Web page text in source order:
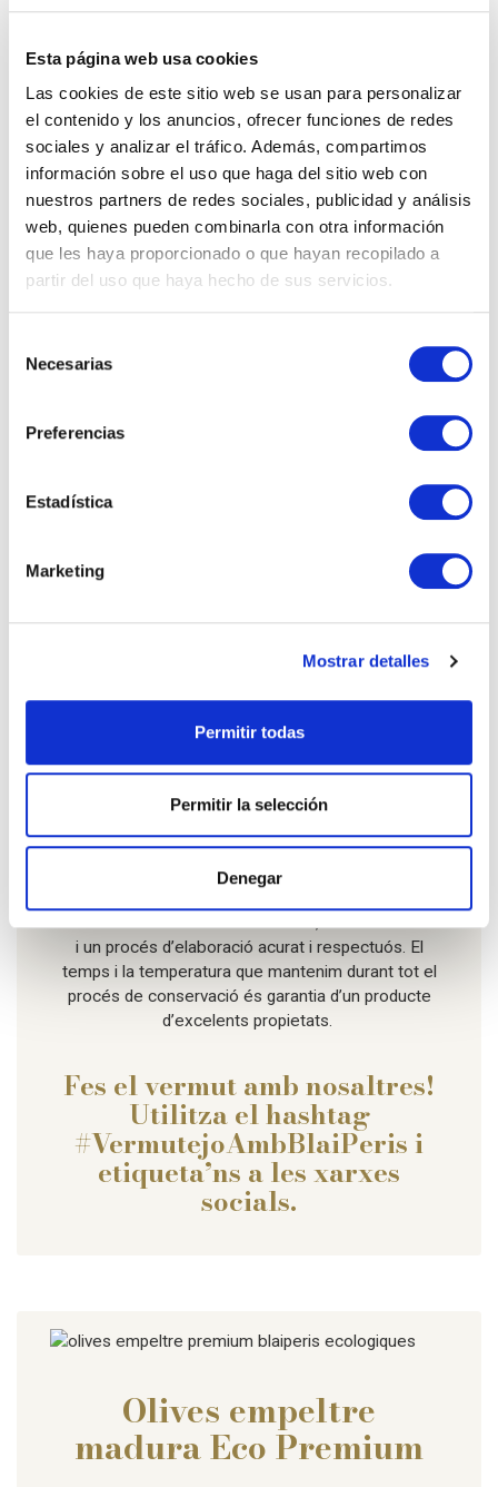
Esta página web usa cookies
Las cookies de este sitio web se usan para personalizar
el contenido y los anuncios, ofrecer funciones de redes
sociales y analizar el tráfico. Además, compartimos
información sobre el uso que haga del sitio web con
nuestros partners de redes sociales, publicidad y análisis
web, quienes pueden combinarla con otra información
que les haya proporcionado o que hayan recopilado a
partir del uso que haya hecho de sus servicios.
Necesarias
Preferencias
Estadística
Marketing
Mostrar detalles
Permitir todas
Permitir la selección
Denegar
envasar les olives negres empeltre sense líquid,
preservant totes les seves característiques.
Sabies que…
El color de les olives van des
de tonalitats verdoses quan
son verdes a tonalitats més
fosques quan són més
madures?
Olives arbequines Eco
arbequina és emprada com oliva de taula i també per
primerenca.El seu sabor intens i característicel
potenciem i preservem gràcies al nostre procés de
[I quin és el nostre secret? Et
preguntaràs.]
rameta de timó i la nostra essència, la feina ben feta
i un procés d’elaboració acurat i respectuós. El
temps i la temperatura que mantenim durant tot el
procés de conservació és garantia d’un producte
d’excelents propietats.
Fes el vermut amb nosaltres!
Utilitza el hashtag
#VermutejoAmbBlaiPeris i
etiqueta’ns a les xarxes
socials.
Olives empeltre
madura Eco Premium